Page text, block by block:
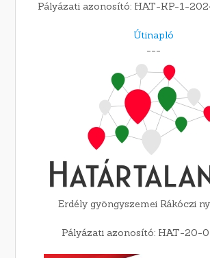
Pályázati azonosító: HAT-KP-1-
Útinapló
---
Erdély gyöngyszemei Rákóczi
Pályázati azonosító: HAT-20-